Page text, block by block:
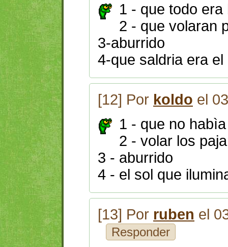
1 - que todo
2 - que volaran
3-aburrido
4-que saldria era el
[12] Por koldo el
1 - que no
2 - volar los
3 - aburrido
4 - el sol que
[13] Por ruben el
Responder